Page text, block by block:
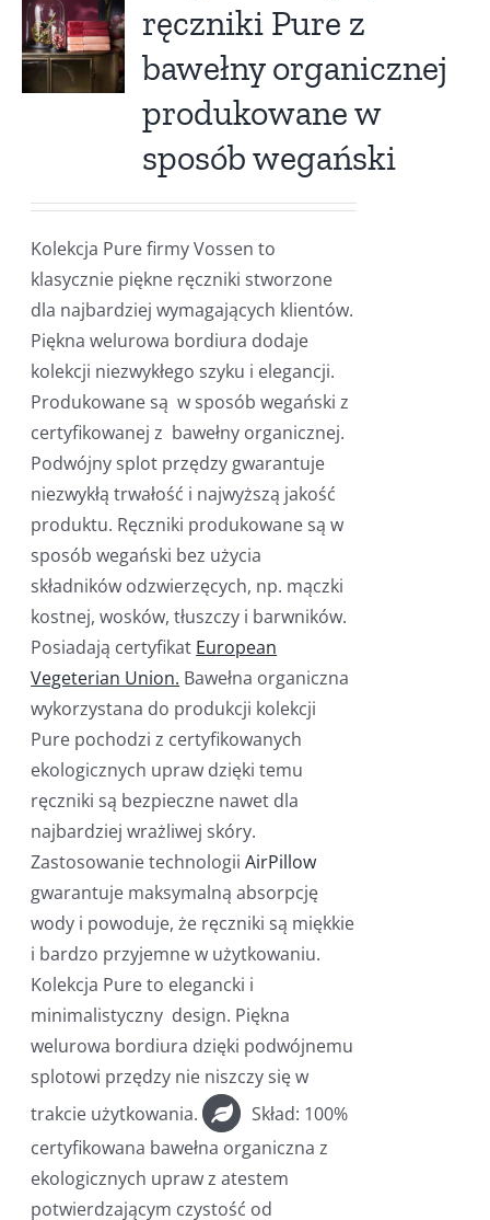
ręczniki Pure z
bawełny organicznej
produkowane w
sposób wegański
Kolekcja Pure firmy Vossen to
klasycznie piękne ręczniki stworzone
dla najbardziej wymagających klientów.
Piękna welurowa bordiura dodaje
kolekcji niezwykłego szyku i elegancji.
Produkowane są w sposób wegański z
certyfikowanej z bawełny organicznej.
Podwójny splot przędzy gwarantuje
niezwykłą trwałość i najwyższą jakość
produktu. Ręczniki produkowane są w
sposób wegański bez użycia
składników odzwierzęcych, np. mączki
kostnej, wosków, tłuszczy i barwników.
Posiadają certyfikat European
Vegeterian Union. Bawełna organiczna
wykorzystana do produkcji kolekcji
Pure pochodzi z certyfikowanych
ekologicznych upraw dzięki temu
ręczniki są bezpieczne nawet dla
najbardziej wrażliwej skóry.
Zastosowanie technologiiAirPillow
gwarantuje maksymalną absorpcję
wody i powoduje, że ręczniki są miękkie
i bardzo przyjemne w użytkowaniu.
Kolekcja Pure to elegancki i
minimalistyczny design. Piękna
welurowa bordiura dzięki podwójnemu
splotowi przędzy nie niszczy się w
trakcie użytkowania.
Skład: 100%
certyfikowana bawełna organiczna z
ekologicznych upraw z atestem
potwierdzającym czystość od